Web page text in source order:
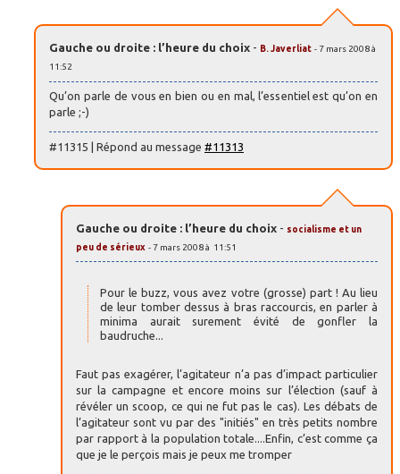
Gauche ou droite : l’heure du choix - B. Javerliat - 7 mars 2008 à
11:52
Qu’on parle de vous en bien ou en mal, l’essentiel est qu’on en
parle ;-)
#11315 | Répond au message #11313
Gauche ou droite : l’heure du choix - socialisme et un
peu de sérieux - 7 mars 2008 à 11:51
Pour le buzz, vous avez votre (grosse) part ! Au lieu
de leur tomber dessus à bras raccourcis, en parler à
minima aurait surement évité de gonfler la
baudruche...
Faut pas exagérer, l’agitateur n’a pas d’impact particulier
sur la campagne et encore moins sur l’élection (sauf à
révéler un scoop, ce qui ne fut pas le cas). Les débats de
l’agitateur sont vu par des "initiés" en très petits nombre
par rapport à la population totale....Enfin, c’est comme ça
que je le perçois mais je peux me tromper